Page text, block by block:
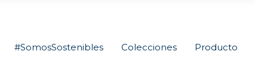
#SomosSostenibles Colecciones Producto